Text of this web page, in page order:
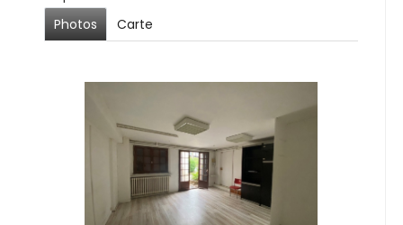
Photos
Carte